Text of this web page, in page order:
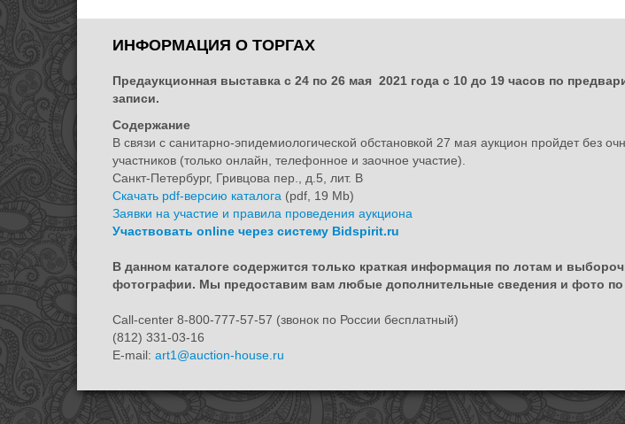
ИНФОРМАЦИЯ О ТОРГАХ
Предаукционная выставка с 24 по 26 мая 2021 года с 10 до 19 часов по
записи.
Содержание
В связи с санитарно-эпидемиологической обстановкой 27 мая аукцион пройдет без
участников (только онлайн, телефонное и заочное участие).
Санкт-Петербург, Гривцова пер., д.5, лит. B
Скачать pdf-версию каталога (pdf, 19 Mb)
Заявки на участие и правила проведения аукциона
Участвовать online через систему Bidspirit.ru
В данном каталоге содержится только краткая информация по лотам и
фотографии. Мы предоставим вам любые дополнительные сведения и фото по
Call-center 8-800-777-57-57 (звонок по России бесплатный)
(812) 331-03-16
E-mail: art1@auction-house.ru